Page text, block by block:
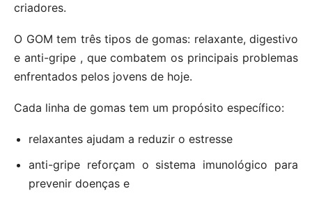
criadores.
O GOM tem três tipos de gomas: relaxante, digestivo
e anti-gripe , que combatem os principais problemas
enfrentados pelos jovens de hoje.
Cada linha de gomas tem um propósito específico:
relaxantes ajudam a reduzir o estresse
anti-gripe reforçam o sistema imunológico para
prevenir doenças e